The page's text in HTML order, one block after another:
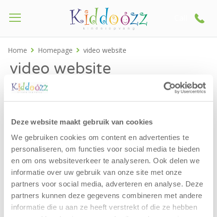
Deze website maakt gebruik van cookies
We gebruiken cookies om content en advertenties te
personaliseren, om functies voor social media te bieden
en om ons websiteverkeer te analyseren. Ook delen we
informatie over uw gebruik van onze site met onze
partners voor social media, adverteren en analyse. Deze
partners kunnen deze gegevens combineren met andere
informatie die u aan ze heeft verstrekt of die ze hebben
Home Homepage video website
video website